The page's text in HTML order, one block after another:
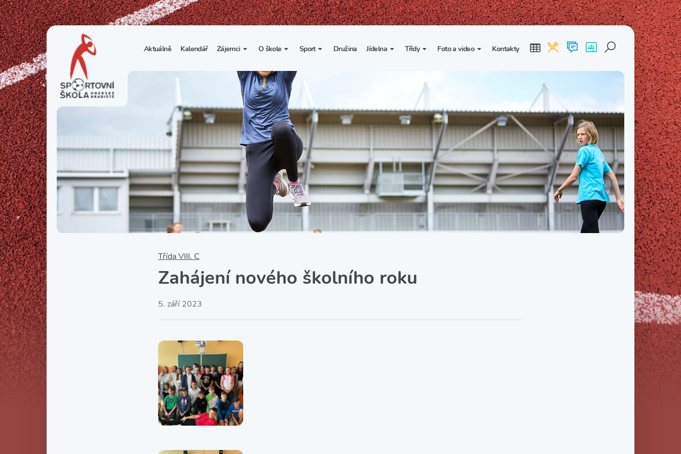
Aktuálně Kalendář Zájemci
1. třída
Sportovní třídy
Nesportovní třídy
O škole
Základní informace
Organizace školního roku
Výuka a učební plán
Zájmové kroužky
Školní poradenské
pracoviště
Školní psycholožka
Školská rada
SRPŠ – Spolek rodičů a
Sport
Spolupráce se sportovními
kluby
Školní sportovní klub
Tělesná výchova a sport
Družina Jídelna
Vnitřní řád školní jídelny
Třídy
Třída I. B Třída I. C
Třída II. A Třída II. C
Třída III. A Třída III. B Třída III. C
Třída IV. A Třída IV. B Třída IV. C
Třída V. A Třída V. B Třída V. C
Třída VI. A Třída VI. B Třída VI. C
Třída VII. A Třída VII. B Třída VII. C
Třída VIII. A Třída VIII. C
Foto a video Kontakty
Třída VIII. C
Zahájení nového školního roku
5. září 2023